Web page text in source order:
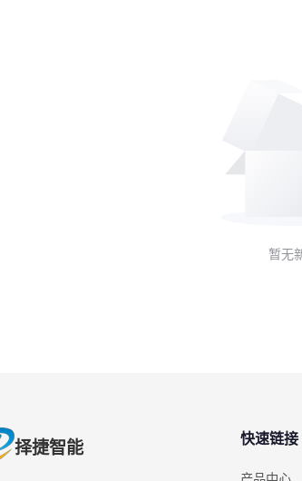
暂无
择捷智能 快速链接